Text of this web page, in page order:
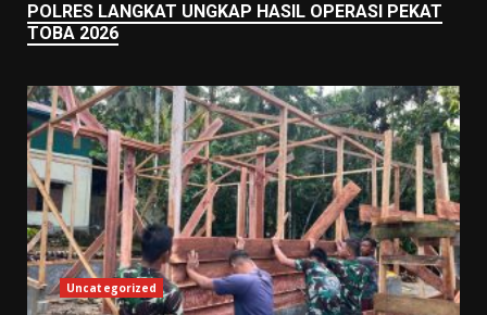
POLRES LANGKAT UNGKAP HASIL OPERASI PEKAT
TOBA 2026
Uncategorized